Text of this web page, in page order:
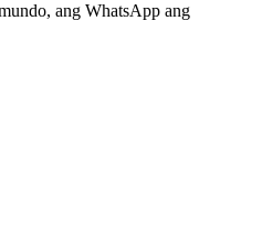
ang WhatsApp ang